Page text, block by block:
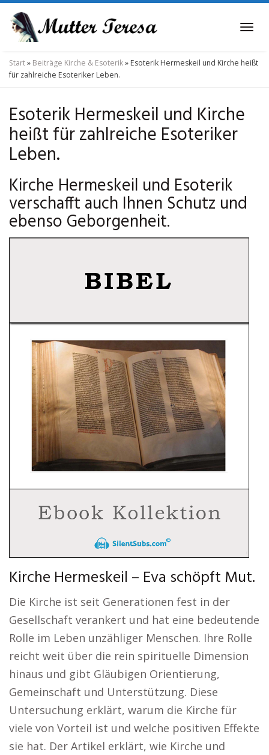
Skip
main
content
Start» Beiträge Kirche & Esoterik» Esoterik Hermeskeil und Kirche heißt
für zahlreiche Esoteriker Leben.
Esoterik Hermeskeil und Kirche
heißt für zahlreiche Esoteriker
Leben.
Kirche Hermeskeil und Esoterik
verschafft auch Ihnen Schutz und
ebenso Geborgenheit.
Kirche Hermeskeil – Eva schöpft Mut.
Die Kirche ist seit Generationen fest in der
Gesellschaft verankert und hat eine bedeutende
Rolle im Leben unzähliger Menschen. Ihre Rolle
reicht weit über die rein spirituelle Dimension
hinaus und gibt Gläubigen Orientierung,
Gemeinschaft und Unterstützung. Diese
Untersuchung erklärt, warum die Kirche für
viele von Vorteil ist und welche positiven Effekte
sie hat. Der Artikel erklärt, wie Kirche und